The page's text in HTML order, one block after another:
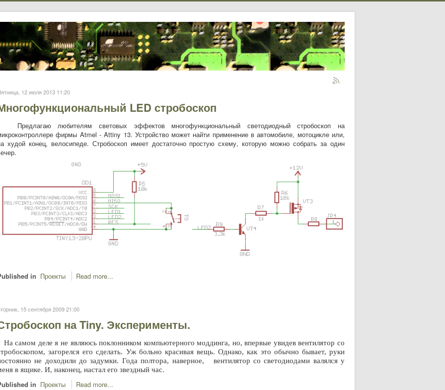
12 июля 2013 11:20
LED стробоскоп
любителям световых эффектов многофункциональный светодиодный стробоскоп на
фирмы Atmel - Attiny 13. Устройство может найти применение в автомобиле, мотоцикле или,
худой конец, велосипеде. Стробоскоп имеет достаточно простую схему, которую можно собрать за один
in Проекты Read more...
15 сентября 2009 21:00
на Tiny. Эксперименты.
самом деле я не являюсь поклонником компьютерного моддинга, но, впервые увидев вентилятор со
загорелся его сделать. Уж больно красивая вещь. Однако, как это обычно бывает, руки
не доходили до задумки. Года полтора, наверное, вентилятор со светодиодами валялся у
в ящике. И, наконец, настал его звездный час.
in Проекты Read more...